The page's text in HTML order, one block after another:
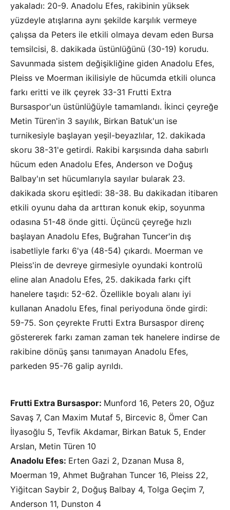
yakaladı: 20-9. Anadolu Efes, rakibinin yüksek
yüzdeyle atışlarına aynı şekilde karşılık vermeye
çalışsa da Peters ile etkili olmaya devam eden Bursa
temsilcisi, 8. dakikada üstünlüğünü (30-19) korudu.
Savunmada sistem değişikliğine giden Anadolu Efes,
Pleiss ve Moerman ikilisiyle de hücumda etkili olunca
farkı eritti ve ilk çeyrek 33-31 Frutti Extra
Bursaspor'un üstünlüğüyle tamamlandı. İkinci çeyreğe
Metin Türen'in 3 sayılık, Birkan Batuk'un ise
turnikesiyle başlayan yeşil-beyazlılar, 12. dakikada
skoru 38-31'e getirdi. Rakibi karşısında daha sabırlı
hücum eden Anadolu Efes, Anderson ve Doğuş
Balbay'ın set hücumlarıyla sayılar bularak 23.
dakikada skoru eşitledi: 38-38. Bu dakikadan itibaren
etkili oyunu daha da arttıran konuk ekip, soyunma
odasına 51-48 önde gitti. Üçüncü çeyreğe hızlı
başlayan Anadolu Efes, Buğrahan Tuncer'in dış
isabetliyle farkı 6'ya (48-54) çıkardı. Moerman ve
Pleiss'in de devreye girmesiyle oyundaki kontrolü
eline alan Anadolu Efes, 25. dakikada farkı çift
hanelere taşıdı: 52-62. Özellikle boyalı alanı iyi
kullanan Anadolu Efes, final periyoduna önde girdi:
59-75. Son çeyrekte Frutti Extra Bursaspor direnç
göstererek farkı zaman zaman tek hanelere indirse de
rakibine dönüş şansı tanımayan Anadolu Efes,
parkeden 95-76 galip ayrıldı.
Frutti Extra Bursaspor: Munford 16, Peters 20, Oğuz
Savaş 7, Can Maxim Mutaf 5, Bircevic 8, Ömer Can
İlyasoğlu 5, Tevfik Akdamar, Birkan Batuk 5, Ender
Arslan, Metin Türen 10
Anadolu Efes: Erten Gazi 2, Dzanan Musa 8,
Moerman 19, Ahmet Buğrahan Tuncer 16, Pleiss 22,
Yiğitcan Saybir 2, Doğuş Balbay 4, Tolga Geçim 7,
Anderson 11, Dunston 4